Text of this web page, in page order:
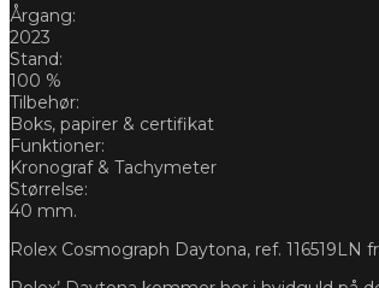
Årgang:
2023
Stand:
100 %
Tilbehør:
Boks, papirer & certifikat
Funktioner:
Kronograf & Tachymeter
Størrelse:
40 mm.
Rolex Cosmograph Daytona, ref.